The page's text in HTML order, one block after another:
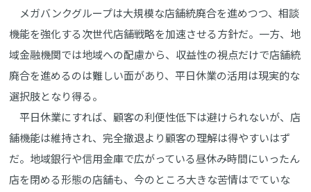
メガバンクグループは大規模な店舗統廃合を進めつつ、相談
機能を強化する次世代店舗戦略を加速させる方針だ。一方、地
域金融機関では地域への配慮から、収益性の視点だけで店舗統
廃合を進めるのは難しい面があり、平日休業の活用は現実的な
選択肢となり得る。
平日休業にすれば、顧客の利便性低下は避けられないが、店
舗機能は維持され、完全撤退より顧客の理解は得やすいはず
だ。地域銀行や信用金庫で広がっている昼休み時間にいったん
店を閉める形態の店舗も、今のところ大きな苦情はでていな